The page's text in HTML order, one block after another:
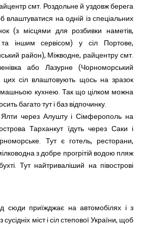
смт. Роздольне й уздовж берега
влаштуватися на одній із спеціальних
(з місцями для розбивки наметів,
іншим сервісом) у сіл Портове,
район), Міжводне, райцентру смт.
або Лазурне (Чорноморський
цих сіл влаштовують щось на зразок
кухнею. Так що цілком можна
багато тут і баз відпочинку.
через Алушту і Сімферополь на
Тарханкут їдуть через Саки і
Тут є готель, ресторани,
з добре прогрітій водою пляж
Тут найтриваліший на півострові
сюди приїжджає на автомобілях і з
міст і сіл степової України, щоб